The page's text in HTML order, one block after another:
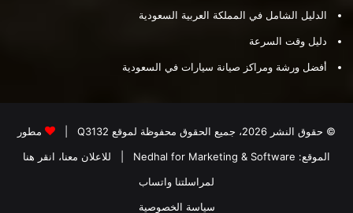
الدليل الشامل في المملكة العربية السعودية
دليل وقت السرعة
أفضل ورشة ومراكز صيانة سيارات في السعودية
© حقوق النشر 2026، جميع الحقوق محفوظة لموقع Q3132
مطور
الموقع: Nedhal for Marketing & Software
للاعلان معنا، انقر هنا
لمراسلتنا واتساب
سياسة الخصوصية